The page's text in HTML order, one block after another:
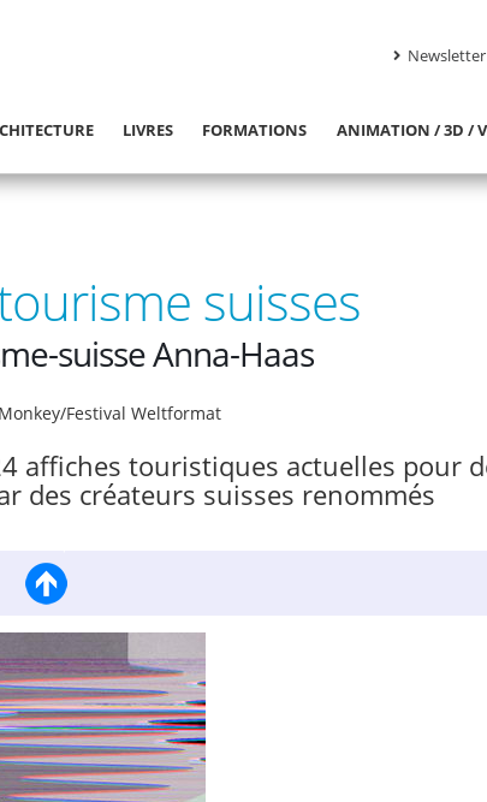
Newsletter
LIVRES FORMATIONS ANIMATION / 3D /
suisses
suisse Anna-Haas
Festival Weltformat
affiches touristiques actuelles pour
des créateurs suisses renommés